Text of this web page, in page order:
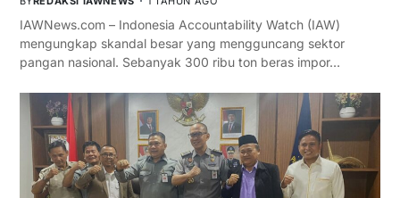
IAWNews.com – Indonesia Accountability Watch (IAW)
mengungkap skandal besar yang mengguncang sektor
pangan nasional. Sebanyak 300 ribu ton beras impor…